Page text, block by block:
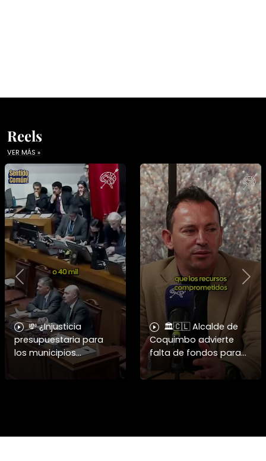
Reels
VER MÁS »
💸 ¿Injusticia
presupuestaria para
los municipios
golpeados? El alcalde
🏛️🇨🇱 Alcalde de
Coquimbo advierte
falta de fondos para
reconstrucción en 2026
y cuestiona
Previous